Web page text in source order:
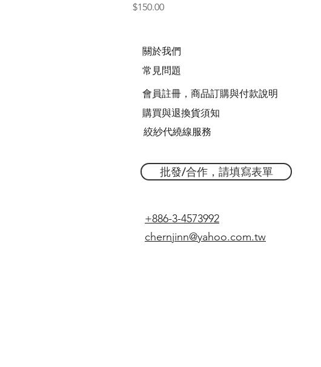
價格
$150.00
關於我們
常見問題
會員註冊，商品訂購與付款說明
購買與退換貨須知
絞紗代繞線服務
批發/合作，請填寫表單
+886-3-4573992
chernjinn@yahoo.com.tw